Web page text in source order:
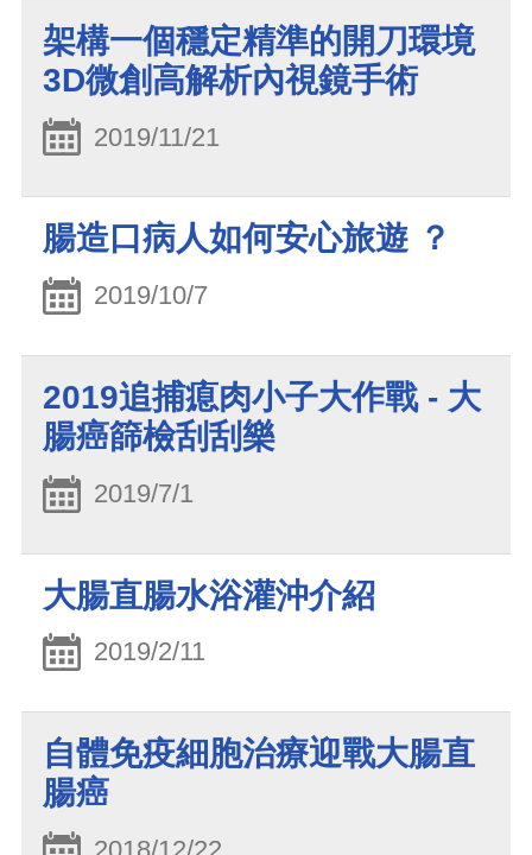
架構一個穩定精準的開刀環境
3D微創高解析內視鏡手術
2019/11/21
腸造口病人如何安心旅遊 ？
2019/10/7
2019追捕瘜肉小子大作戰 - 大
腸癌篩檢刮刮樂
2019/7/1
大腸直腸水浴灌沖介紹
2019/2/11
自體免疫細胞治療迎戰大腸直
腸癌